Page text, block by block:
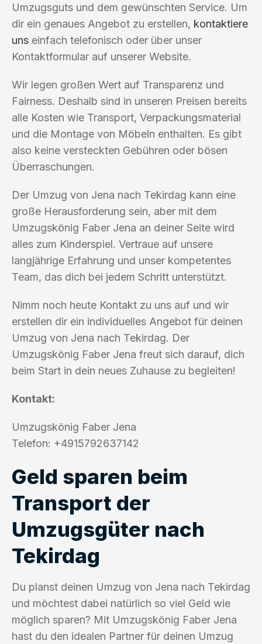
Umzugsguts und dem gewünschten Service. Um
dir ein genaues Angebot zu erstellen, kontaktiere
uns einfach telefonisch oder über unser
Kontaktformular auf unserer Website.
Wir legen großen Wert auf Transparenz und
Fairness. Deshalb sind in unseren Preisen bereits
alle Kosten wie Transport, Verpackungsmaterial
und die Montage von Möbeln enthalten. Es gibt
also keine versteckten Gebühren oder bösen
Überraschungen.
Der Umzug von Jena nach Tekirdag kann eine
große Herausforderung sein, aber mit dem
Umzugskönig Faber Jena an deiner Seite wird
alles zum Kinderspiel. Vertraue auf unsere
langjährige Erfahrung und unser kompetentes
Team, das dich bei jedem Schritt unterstützt.
Nimm noch heute Kontakt zu uns auf und wir
erstellen dir ein individuelles Angebot für deinen
Umzug von Jena nach Tekirdag. Der
Umzugskönig Faber Jena freut sich darauf, dich
beim Start in dein neues Zuhause zu begleiten!
Kontakt:
Umzugskönig Faber Jena
Telefon: +4915792637142
Geld sparen beim
Transport der
Umzugsgüter nach
Tekirdag
Du planst deinen Umzug von Jena nach Tekirdag
und möchtest dabei natürlich so viel Geld wie
möglich sparen? Mit Umzugskönig Faber Jena
hast du den idealen Partner für deinen Umzug